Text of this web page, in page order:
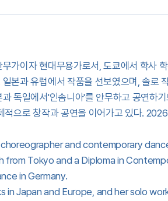
가이자 현대무용가로서, 도쿄에서 학사
본과 유럽에서 작품을 선보였으며, 솔로
독일에서'인솜니아'를 안무하고 공연하
으로 창작과 공연을 이어가고 있다.
and contemporary
from Tokyo and a Diploma in
in Germany.
in Japan and Europe, and her solo